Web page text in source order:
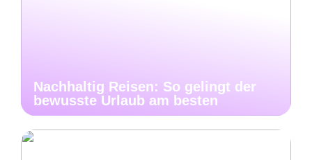
Nachhaltig Reisen: So gelingt der
bewusste Urlaub am besten